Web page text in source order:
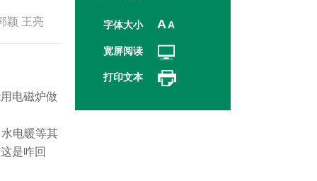
颖 王亮
电磁炉做
电暖等其
是咋回
字体大小 AA
宽屏阅读
打印文本